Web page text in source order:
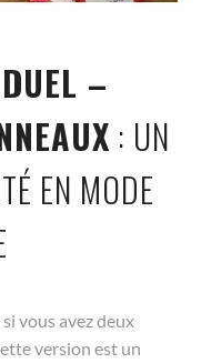
–
: UN
EN MODE
vous avez deux
version est un